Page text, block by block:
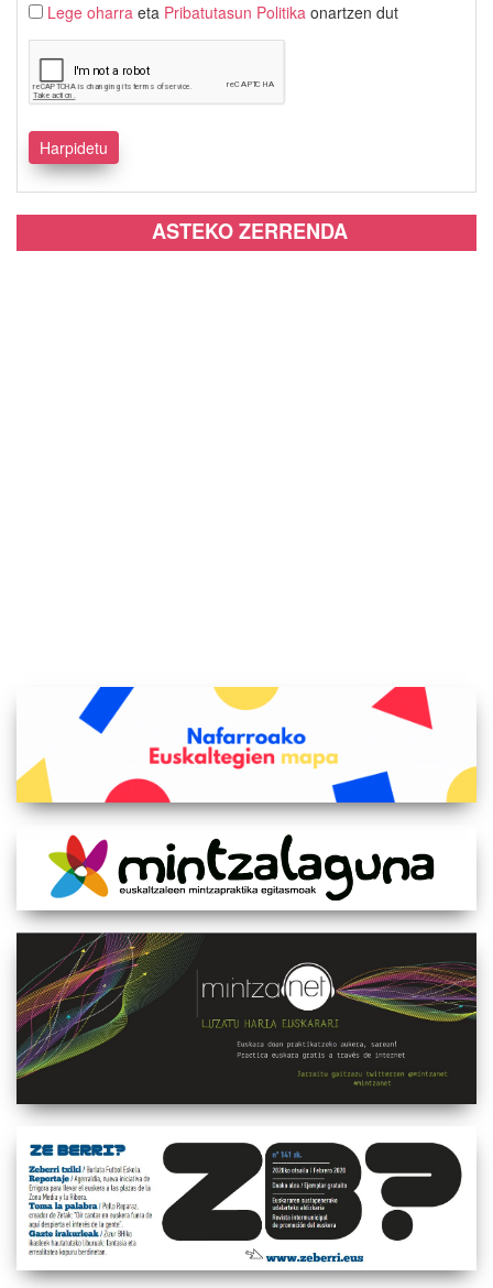
Lege oharra eta Pribatutasun Politika onartzen dut
ASTEKO ZERRENDA